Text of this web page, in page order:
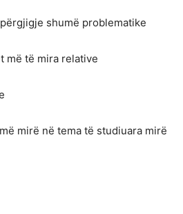
shumë problematike
më të mira relative
mirë në tema të studiuara mirë